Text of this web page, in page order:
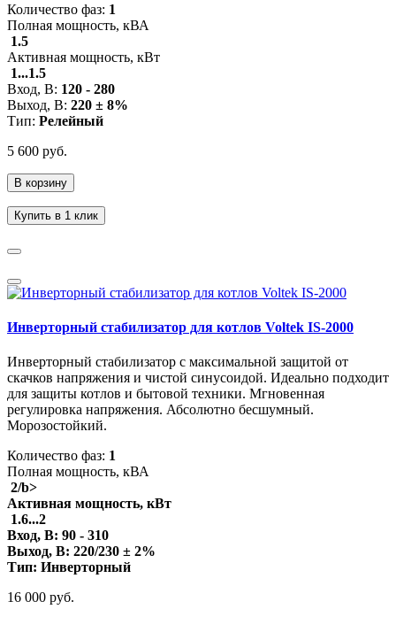
Количество фаз: 1
Полная мощность, кВА
1.5
Активная мощность, кВт
1...1.5
Вход, В: 120 - 280
Выход, В: 220 ± 8%
Тип: Релейный
5 600 руб.
В корзину
Купить в 1 клик
Инверторный стабилизатор для котлов Voltek IS-2000
Инверторный стабилизатор с максимальной защитой от
скачков напряжения и чистой синусоидой. Идеально подходит
для защиты котлов и бытовой техники. Мгновенная
регулировка напряжения. Абсолютно бесшумный.
Морозостойкий.
Количество фаз: 1
Полная мощность, кВА
2/b>
Активная мощность, кВт
1.6...2
Вход, В: 90 - 310
Выход, В: 220/230 ± 2%
Тип: Инверторный
16 000 руб.